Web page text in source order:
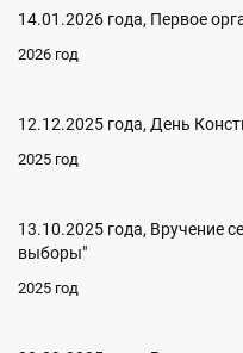
14.01.2026 года, Первое
2026 год
12.12.2025 года, День
2025 год
13.10.2025 года, Вручение
выборы"
2025 год